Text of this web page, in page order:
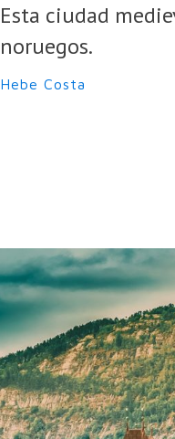
Esta ciudad
noruegos.
Hebe Costa